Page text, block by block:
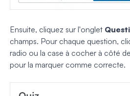
Ensuite, cliquez sur l'onglet
champs. Pour chaque question,
radio ou la case à cocher à côté
pour la marquer comme correcte.